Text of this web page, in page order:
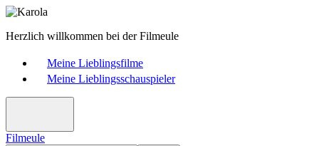
Herzlich willkommen bei der Filmeule
Meine Lieblingsfilme
Meine Lieblingsschauspieler
Filmeule